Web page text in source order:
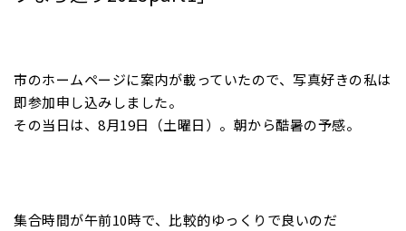
市のホームページに案内が載っていたので、写真好きの私は
即参加申し込みしました。
その当日は、8月19日（土曜日）。朝から酷暑の予感。
集合時間が午前10時で、比較的ゆっくりで良いのだ